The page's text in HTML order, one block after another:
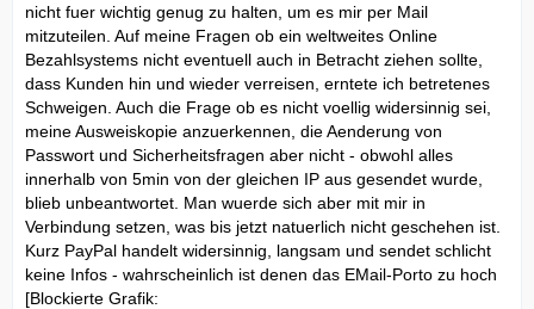
nicht fuer wichtig genug zu halten, um es mir per Mail
mitzuteilen. Auf meine Fragen ob ein weltweites Online
Bezahlsystems nicht eventuell auch in Betracht ziehen sollte,
dass Kunden hin und wieder verreisen, erntete ich betretenes
Schweigen. Auch die Frage ob es nicht voellig widersinnig sei,
meine Ausweiskopie anzuerkennen, die Aenderung von
Passwort und Sicherheitsfragen aber nicht - obwohl alles
innerhalb von 5min von der gleichen IP aus gesendet wurde,
blieb unbeantwortet. Man wuerde sich aber mit mir in
Verbindung setzen, was bis jetzt natuerlich nicht geschehen ist.
Kurz PayPal handelt widersinnig, langsam und sendet schlicht
keine Infos - wahrscheinlich ist denen das EMail-Porto zu hoch
[Blockierte Grafik: